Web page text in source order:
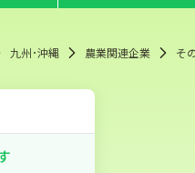
九州･沖縄 農業関連企業 そ